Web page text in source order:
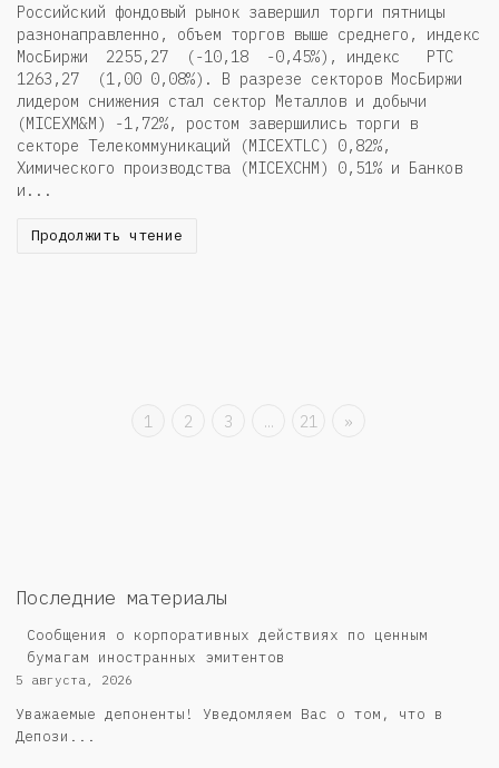
Российский фондовый рынок завершил торги пятницы
разнонаправленно, объем торгов выше среднего, индекс
МосБиржи 2255,27 (-10,18 -0,45%), индекс РТС
1263,27 (1,00 0,08%). В разрезе секторов МосБиржи
лидером снижения стал сектор Металлов и добычи
(MICEXM&M) -1,72%, ростом завершились торги в
секторе Телекоммуникаций (MICEXTLC) 0,82%,
Химического производства (MICEXCHM) 0,51% и Банков
и...
Продолжить чтение
1 2 3 … 21 »
Последние материалы
Сообщения о корпоративных действиях по ценным
бумагам иностранных эмитентов
5 августа, 2026
Уважаемые депоненты! Уведомляем Вас о том, что в
Депози...